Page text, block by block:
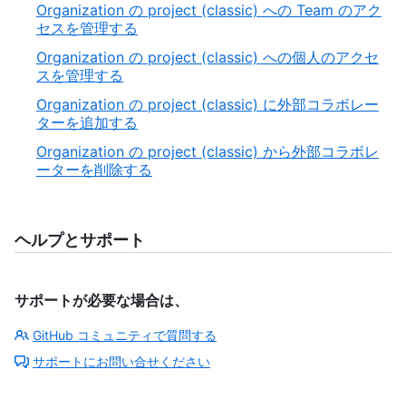
Organization の project (classic) への Team のアク
セスを管理する
Organization の project (classic) への個人のアクセ
スを管理する
Organization の project (classic) に外部コラボレー
ターを追加する
Organization の project (classic) から外部コラボレ
ーターを削除する
ヘルプとサポート
サポートが必要な場合は、
GitHub コミュニティで質問する
サポートにお問い合せください